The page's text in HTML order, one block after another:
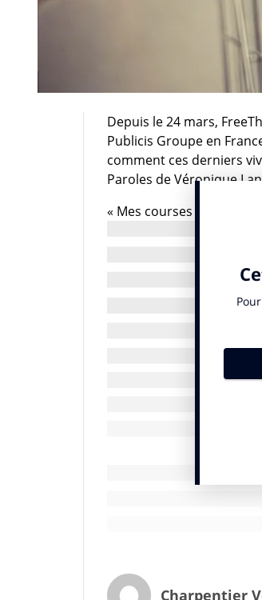
Depuis le 24 mars,
Publicis Groupe en
comment ces derniers
Paroles de Véronique
« Mes courses se font
galeries marchandes ».
Confrontés à une crise
plus intimes, les
distribution freiné avec
Un Grand Soir de la
Charpentier